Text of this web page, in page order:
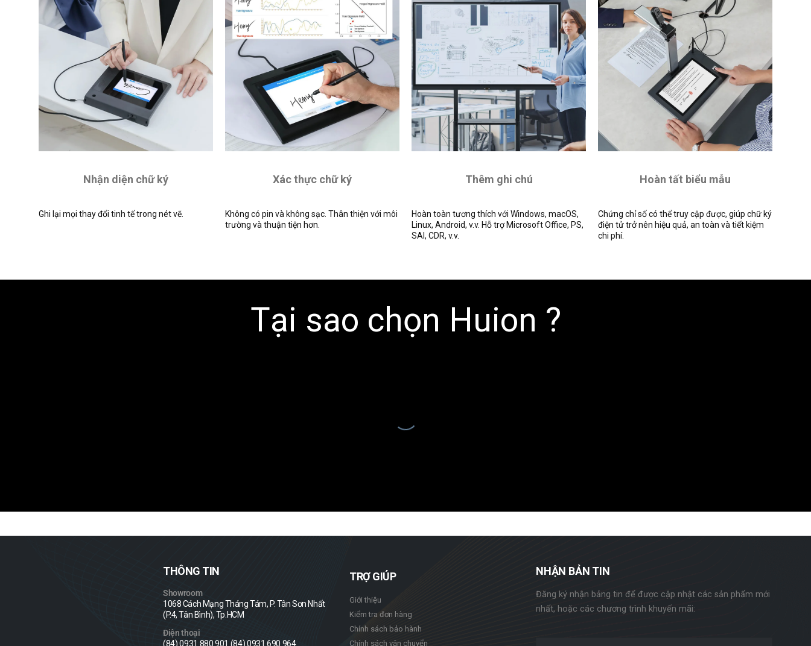
Nhận diện chữ ký
Ghi lại mọi thay đổi tinh tế trong nét vẽ.
Xác thực chữ ký
Không có pin và không sạc. Thân thiện với môi
trường và thuận tiện hơn.
Thêm ghi chú
Hoàn toàn tương thích với Windows, macOS,
Linux, Android, v.v. Hỗ trợ Microsoft Office, PS,
SAI, CDR, v.v.
Hoàn tất biểu mẫu
Chứng chỉ số có thể truy cập được, giúp chữ ký
điện tử trở nên hiệu quả, an toàn và tiết kiệm
chi phí.
Tại sao chọn Huion ?
THÔNG TIN
Showroom
1068 Cách Mạng Tháng Tám, P. Tân Sơn Nhất
(P.4, Tân Bình), Tp.HCM
Điện thoại
(84) 0931 880 901 (84) 0931 690 964
TRỢ GIÚP
Giới thiệu
Kiểm tra đơn hàng
Chính sách bảo hành
Chính sách vận chuyển
NHẬN BẢN TIN
Đăng ký nhận bảng tin để được cập nhật các sản phẩm mới
nhất, hoặc các chương trình khuyến mãi: